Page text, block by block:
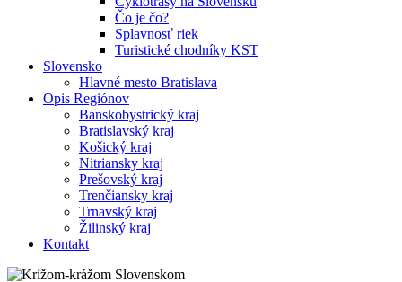
Čo je čo?
Splavnosť riek
Turistické chodníky KST
Slovensko
Hlavné mesto Bratislava
Opis Regiónov
Banskobystrický kraj
Bratislavský kraj
Košický kraj
Nitriansky kraj
Prešovský kraj
Trenčiansky kraj
Trnavský kraj
Žilinský kraj
Kontakt